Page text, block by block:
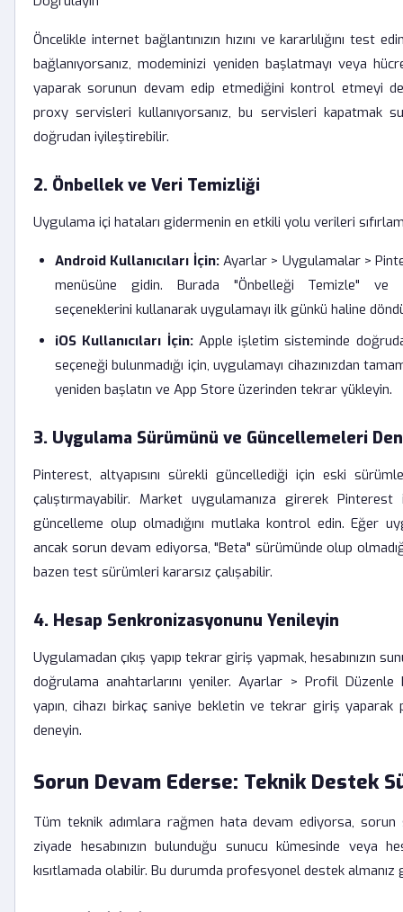
Öncelikle internet bağlantınızın hızını ve kararlılığını test
bağlanıyorsanız, modeminizi yeniden başlatmayı veya
yaparak sorunun devam edip etmediğini kontrol etmeyi
proxy servisleri kullanıyorsanız, bu servisleri kapatmak
doğrudan iyileştirebilir.
2. Önbellek ve Veri Temizliği
Uygulama içi hataları gidermenin en etkili yolu verileri
Android Kullanıcıları İçin:Ayarlar > Uygulamalar >
menüsüne gidin. Burada "Önbelleği Temizle" ve
seçeneklerini kullanarak uygulamayı ilk günkü haline
iOS Kullanıcıları İçin:Apple işletim sisteminde
seçeneği bulunmadığı için, uygulamayı cihazınızdan
yeniden başlatın ve App Store üzerinden tekrar yükleyin.
3. Uygulama Sürümünü ve Güncellemeleri
Pinterest, altyapısını sürekli güncellediği için eski
çalıştırmayabilir. Market uygulamanıza girerek
güncelleme olup olmadığını mutlaka kontrol edin. Eğer
ancak sorun devam ediyorsa, "Beta" sürümünde olup
bazen test sürümleri kararsız çalışabilir.
4. Hesap Senkronizasyonunu Yenileyin
Uygulamadan çıkış yapıp tekrar giriş yapmak, hesabınızın
doğrulama anahtarlarını yeniler. Ayarlar > Profil Düzenle
yapın, cihazı birkaç saniye bekletin ve tekrar giriş yaparak
deneyin.
Sorun Devam Ederse: Teknik Destek
Tüm teknik adımlara rağmen hata devam ediyorsa, sorun
ziyade hesabınızın bulunduğu sunucu kümesinde veya
kısıtlamada olabilir. Bu durumda profesyonel destek almanız